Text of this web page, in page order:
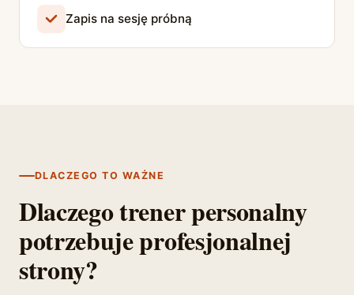
Zapis na sesję próbną
DLACZEGO TO WAŻNE
Dlaczego trener personalny
potrzebuje profesjonalnej
strony?